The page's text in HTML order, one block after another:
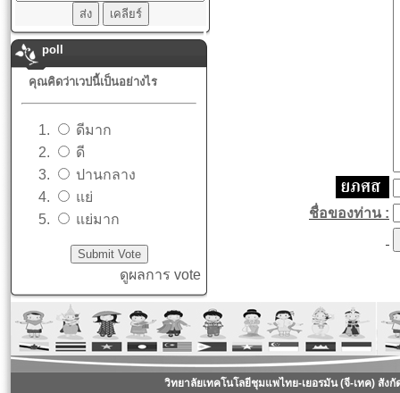
poll
คุณคิดว่าเวปนี้เป็นอย่างไร
ดีมาก
ดี
ปานกลาง
แย่
แย่มาก
ดูผลการ vote
ชื่อของท่าน :
วิทยาลัยเทคโนโลยีชุมแพไทย-เยอรมัน (จี-เทค) สัง